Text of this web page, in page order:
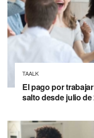
TAALK
El pago por
salto desde julio de